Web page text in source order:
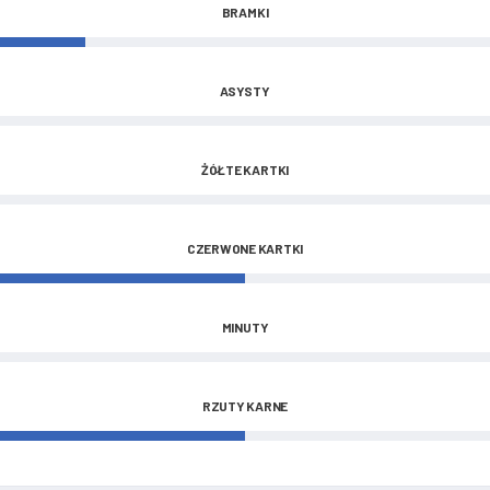
BRAMKI
ASYSTY
ŻÓŁTE KARTKI
CZERWONE KARTKI
MINUTY
RZUTY KARNE